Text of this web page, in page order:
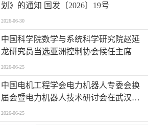
划》的通知 国发〔2026〕19号
2026-06-30
中国科学院数学与系统科学研究院赵延
龙研究员当选亚洲控制协会候任主席
2026-06-25
中国电机工程学会电力机器人专委会换
届会暨电力机器人技术研讨会在武汉举
行
2026-06-25